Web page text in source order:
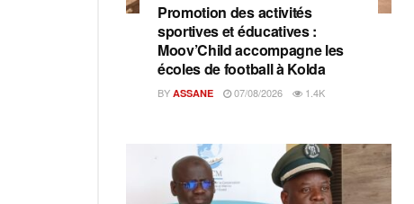
Promotion des activités
sportives et éducatives :
Moov’Child accompagne les
écoles de football à Kolda
BY ASSANE 07/08/2026 1.4K